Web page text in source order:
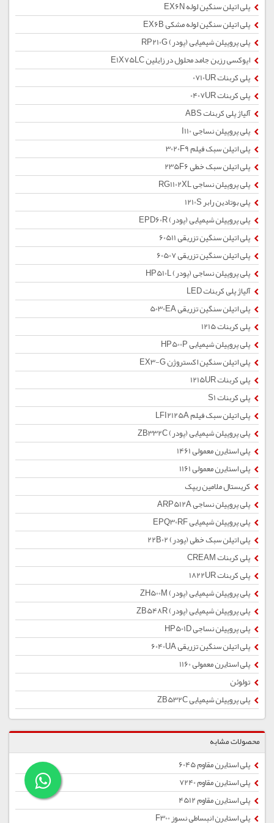
پلی اتیلن سنگین لوله EX6N
پلی اتیلن سنگین لوله مشکی EX6B
پلی پروپیلن شیمیایی (پودر) RP210G
اپوکسی رزین جامد محلول در زایلین E1X75LC
پلی کربنات 0710UR
پلی کربنات 0407UR
آلیاژ پلی کربنات ABS
پلی پروپیلن نساجی I110
پلی اتیلن سبک فیلم 3020F9
پلی اتیلن سبک خطی 235F6
پلی پروپیلن نساجی RG1102XL
پلی بوتادین رابر 1210S
پلی پروپیلن شیمیایی (پودر) EPD60R
پلی اتیلن سنگین تزریقی 60511
پلی اتیلن سنگین تزریقی 60507
پلی پروپیلن نساجی (پودر) HP510L
آلیاژ پلی کربنات LED
پلی اتیلن سنگین تزریقی 5030EA
پلی کربنات 1215
پلی پروپیلن شیمیایی HP500P
پلی اتیلن سنگین اکستروژن EX3-G
پلی کربنات 1215UR
پلی کربنات S1
پلی اتیلن سبک فیلم LFI2125A
پلی پروپیلن شیمیایی (پودر) ZB332C
پلی استایرن معمولی 1461
پلی استایرن معمولی 1161
کریستال ملامین ریپک
پلی پروپیلن نساجی ARP512A
پلی پروپیلن شیمیایی EPQ30RF
پلی اتیلن سبک خطی (پودر) 22B02
پلی کربنات CREAM
پلی کربنات 1822UR
پلی پروپیلن شیمیایی (پودر) ZH500M
پلی پروپیلن شیمیایی (پودر) ZB548R
پلی پروپیلن نساجی HP501D
پلی اتیلن سنگین تزریقی 6040UA
پلی استایرن معمولی 1160
تولوئن
پلی پروپیلن شیمیایی ZB532C
محصولات مشابه
پلی استایرن مقاوم 6045
پلی استایرن مقاوم 7240
پلی استایرن مقاوم 4512
پلی استایرن انبساطی نسوز F300